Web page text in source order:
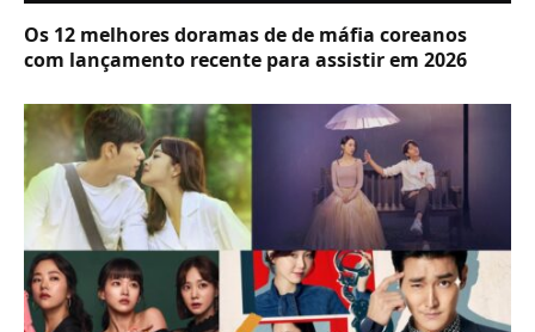
Os 12 melhores doramas de de máfia coreanos
com lançamento recente para assistir em 2026